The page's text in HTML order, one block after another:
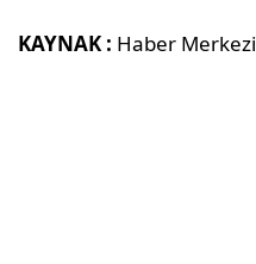
KAYNAK : Haber Merkezi